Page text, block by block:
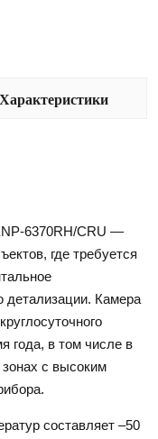
Характеристики
6370RH/CRU —
где требуется
детализации. Камера
года, в том числе в
с высоким
составляет –50